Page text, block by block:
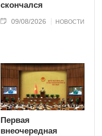
скончался
09/08/2026 НОВОСТИ
Первая
внеочередная